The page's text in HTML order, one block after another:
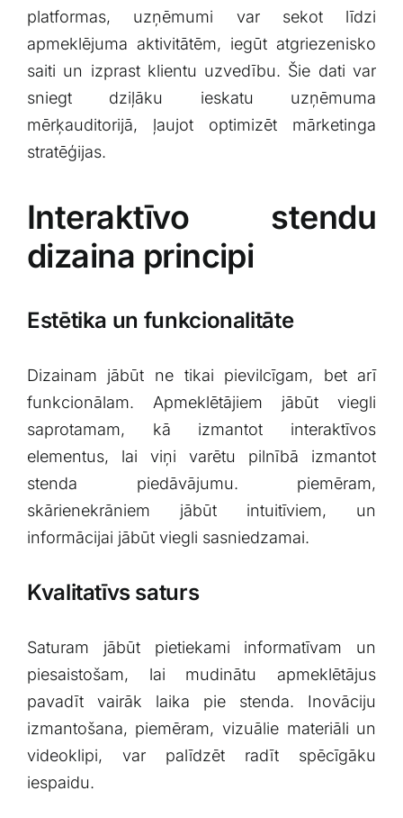
⁤platformas, uzņēmumi var sekot​ līdzi
⁤apmeklējuma aktivitātēm, iegūt atgriezenisko
saiti un izprast klientu uzvedību. Šie dati var
sniegt dziļāku ieskatu uzņēmuma
mērķauditorijā, ļaujot optimizēt mārketinga
stratēģijas.
Interaktīvo stendu
dizaina principi
Estētika un funkcionalitāte
Dizainam jābūt ne tikai​ pievilcīgam,‌ bet arī
funkcionālam. Apmeklētājiem jābūt viegli
saprotamam, kā izmantot⁣ interaktīvos
elementus, ‌lai viņi varētu pilnībā izmantot
stenda piedāvājumu.⁢ piemēram,
skārienekrāniem jābūt intuitīviem, ‍un
‍informācijai jābūt viegli sasniedzamai.
Kvalitatīvs ⁤saturs
Saturam jābūt pietiekami informatīvam un
piesaistošam, lai mudinātu apmeklētājus
pavadīt vairāk laika‍ pie stenda. Inovāciju
izmantošana, piemēram, vizuālie materiāli un
videoklipi, var palīdzēt radīt spēcīgāku
iespaidu.